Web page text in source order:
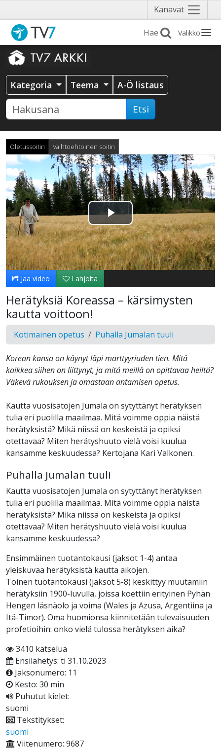
Kanavat Näytä
valikko
Valikko
Kategoria Teema A-Ö listaus
Etsi
Oletussoitin Vaihtoehtoinen soitin
Toista
Video
Jaa video Lahjoita
Herätyksiä Koreassa – kärsimysten
kautta voittoon!
Kotimainen opetus Puhalla Jumalan tuuli
Korean kansa on käynyt läpi marttyyriuden tien. Mitä
kaikkea siihen on liittynyt, ja mitä meillä on opittavaa heiltä?
Väkevä rukouksen ja omastaan antamisen opetus.
Kautta vuosisatojen Jumala on sytyttänyt herätyksen
tulia eri puolilla maailmaa. Mitä voimme oppia näistä
herätyksistä? Mikä niissä on keskeistä ja opiksi
otettavaa? Miten herätyshuuto vielä voisi kuulua
kansamme keskuudessa? Kertojana Kari Valkonen.
Puhalla Jumalan tuuli
Kautta vuosisatojen Jumala on sytyttänyt herätyksen
tulia eri puolilla maailmaa. Mitä voimme oppia näistä
herätyksistä? Mikä niissä on keskeistä ja opiksi
otettavaa? Miten herätyshuuto vielä voisi kuulua
kansamme keskuudessa?
Ensimmäinen tuotantokausi (jaksot 1-4) antaa
yleiskuvaa herätyksistä kautta aikojen.
Toinen tuotantokausi (jaksot 5-8) keskittyy muutamiin
herätyksiin 1900-luvulla, joissa koettiin erityinen Pyhän
Hengen läsnäolo ja voima (Wales ja Azusa, Argentiina ja
Itä-Timor). Oma huomionsa kiinnitetään tulevaisuuden
profetioihin: onko vielä tulossa herätyksen aika?
3410 katselua
Ensilähetys: ti 31.10.2023
Jaksonumero: 11
Kesto: 30 min
Puhutut kielet:
suomi
Tekstitykset:
suomi
Viitenumero: 9687